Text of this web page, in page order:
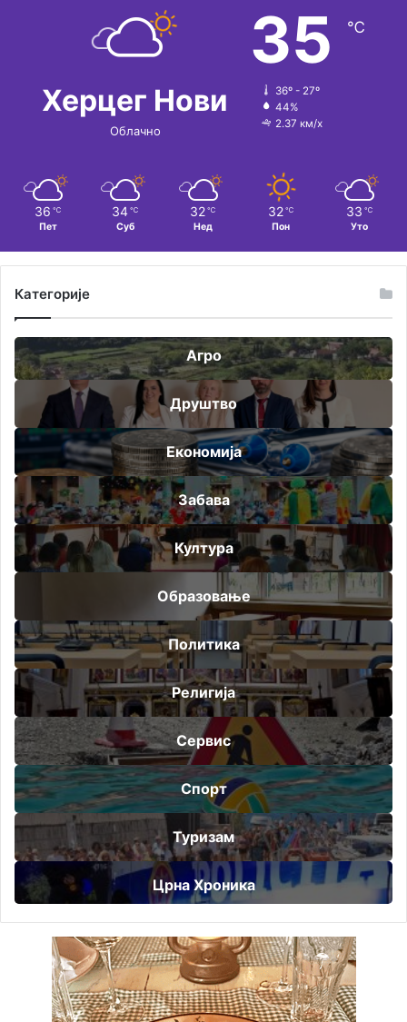
Херцег Нови
Облачно
35 ℃
36º - 27º
44%
2.37 км/х
36 ℃
Пет
34 ℃
Суб
32 ℃
Нед
32 ℃
Пон
33 ℃
Уто
Категорије
Агро
Друштво
Економија
Забава
Култура
Образовање
Политика
Религија
Сервис
Спорт
Туризам
Црна Хроника